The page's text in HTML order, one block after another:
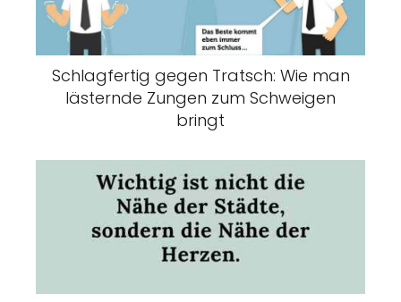
Schlagfertig gegen Tratsch: Wie man
lästernde Zungen zum Schweigen
bringt